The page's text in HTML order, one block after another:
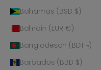
Bahamas (BSD $)
Bahrain (EUR €)
Bangladesch (BDT ৳)
Barbados (BBD $)